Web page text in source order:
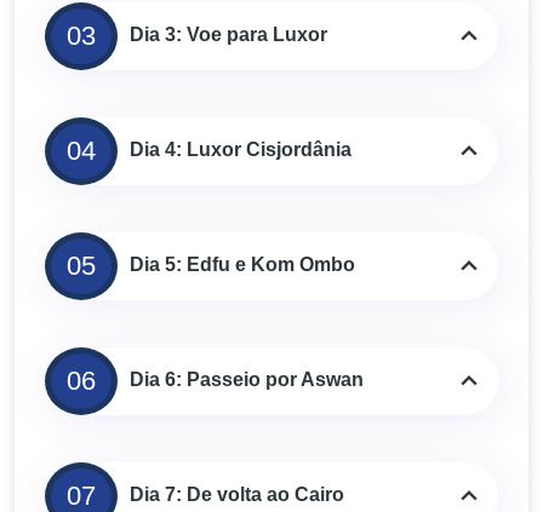
03 Dia 3: Voe para Luxor
04 Dia 4: Luxor Cisjordânia
05 Dia 5: Edfu e Kom Ombo
06 Dia 6: Passeio por Aswan
07 Dia 7: De volta ao Cairo